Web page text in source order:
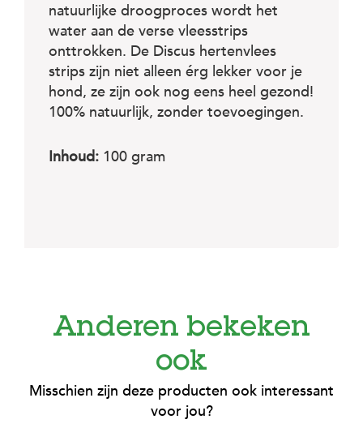
natuurlijke droogproces wordt het
water aan de verse vleesstrips
onttrokken. De Discus hertenvlees
strips zijn niet alleen érg lekker voor je
hond, ze zijn ook nog eens heel gezond!
100% natuurlijk, zonder toevoegingen.
Inhoud: 100 gram
Anderen bekeken
ook
Misschien zijn deze producten ook interessant
voor jou?